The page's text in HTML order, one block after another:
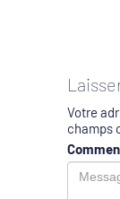
Votre
champs